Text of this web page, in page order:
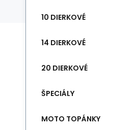
10 DIERKOVÉ
14 DIERKOVÉ
20 DIERKOVÉ
ŠPECIÁLY
MOTO TOPÁNKY